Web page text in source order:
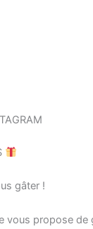
gâter !
vous propose de